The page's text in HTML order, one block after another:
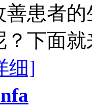
善患者
？下面
细]